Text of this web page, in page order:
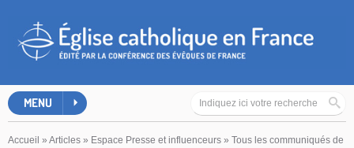
MENU
Accueil » Articles » Espace Presse et influenceurs » Tous les communiqués de